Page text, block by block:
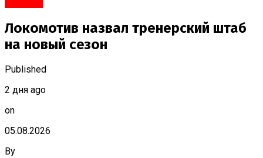
Локомотив назвал тренерский штаб
на новый сезон
Published
2 дня ago
on
05.08.2026
By